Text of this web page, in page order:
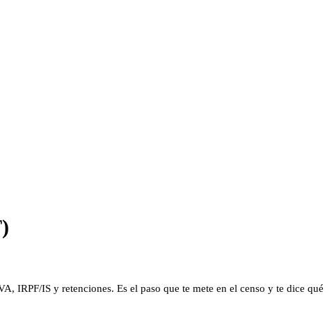
IRPF/IS y retenciones. Es el paso que te mete en el censo y te dice qué